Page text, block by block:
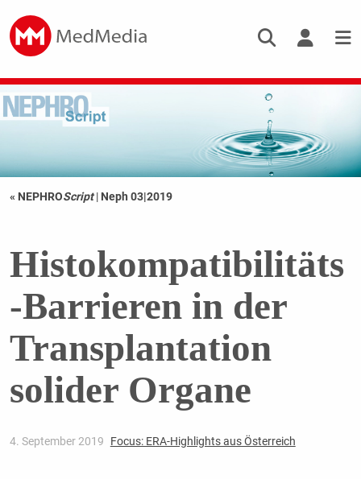
« NEPHROScript | Neph 03|2019
Histokompatibilitäts
-Barrieren in der
Transplantation
solider Organe
4. September 2019 Focus: ERA-Highlights aus Österreich